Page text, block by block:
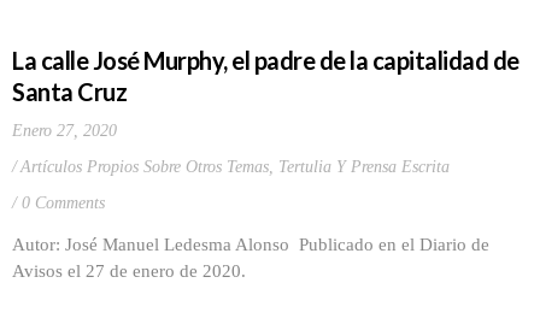
La calle José Murphy, el padre de la capitalidad de
Santa Cruz
Enero 27, 2020
Artículos Propios Sobre Otros Temas, Tertulia Y Prensa Escrita
0 Comments
Autor: José Manuel Ledesma Alonso Publicado en el Diario de
Avisos el 27 de enero de 2020.